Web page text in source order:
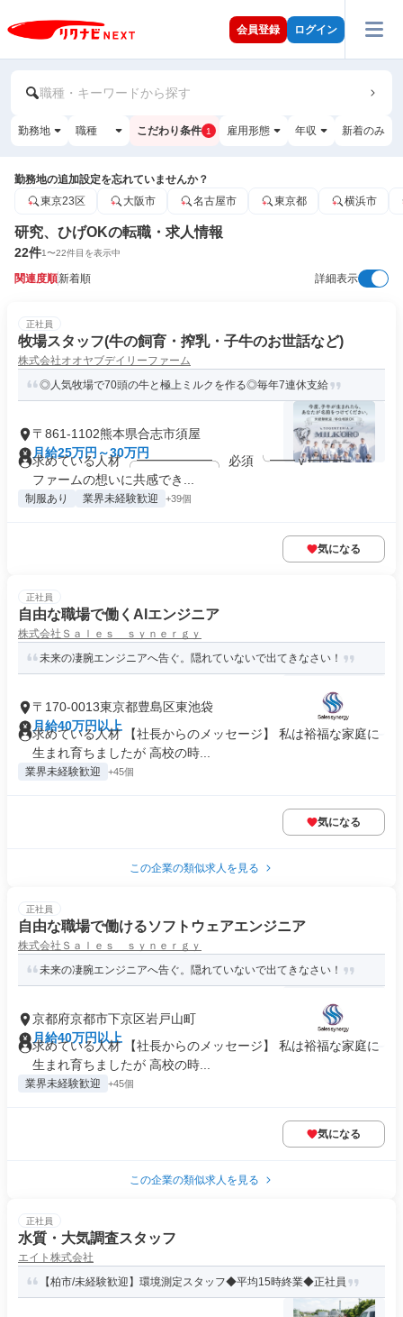
会員登録 ログイン
職種・キーワードから探す
勤務地 職種 こだわり条件 1 雇用形態 年収 新着のみ
勤務地の追加設定を忘れていませんか？
東京23区
大阪市 名古屋市 東京都 横浜市
研究、ひげOKの転職・求人情報
22件1〜22件目を表示中
関連度順新着順 詳細表示
正社員
牧場スタッフ(牛の飼育・搾乳・子牛のお世話など)
株式会社オオヤブデイリーファーム
◎人気牧場で70頭の牛と極上ミルクを作る◎毎年7連休支給
〒861-1102熊本県合志市須屋
月給25万円～30万円
求めている人材 ╭━━━━━━╮ 必須 ╰━━ｖ━━━╯ ・
ファームの想いに共感でき...
制服あり 業界未経験歓迎 +39個
気になる
正社員
自由な職場で働くAIエンジニア
株式会社Ｓａｌｅｓ ｓｙｎｅｒｇｙ
未来の凄腕エンジニアへ告ぐ。隠れていないで出てきなさい！
〒170-0013東京都豊島区東池袋
月給40万円以上
求めている人材 【社長からのメッセージ】 私は裕福な家庭に
生まれ育ちましたが 高校の時...
業界未経験歓迎 +45個
気になる
この企業の類似求人を見る
正社員
自由な職場で働けるソフトウェアエンジニア
株式会社Ｓａｌｅｓ ｓｙｎｅｒｇｙ
未来の凄腕エンジニアへ告ぐ。隠れていないで出てきなさい！
京都府京都市下京区岩戸山町
月給40万円以上
求めている人材 【社長からのメッセージ】 私は裕福な家庭に
生まれ育ちましたが 高校の時...
業界未経験歓迎 +45個
気になる
この企業の類似求人を見る
正社員
水質・大気調査スタッフ
エイト株式会社
【柏市/未経験歓迎】環境測定スタッフ◆平均15時終業◆正社員